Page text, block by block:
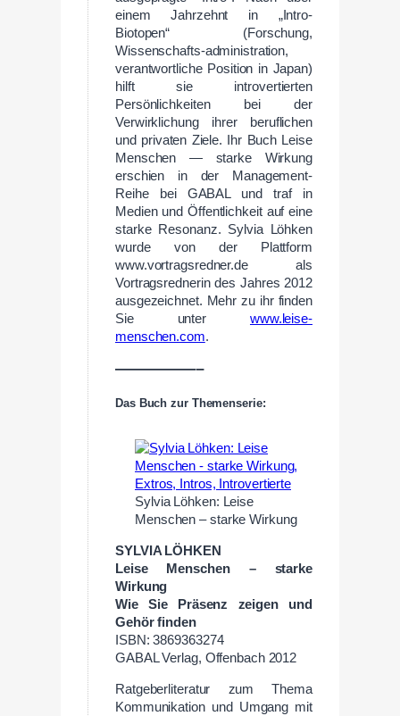
einem Jahrzehnt in „Intro-
Biotopen“ (Forschung,
Wissenschafts-administration,
verantwortliche Position in Japan)
hilft sie introvertierten
Persönlichkeiten bei der
Verwirklichung ihrer beruflichen
und privaten Ziele. Ihr Buch Leise
Menschen — starke Wirkung
erschien in der Management-
Reihe bei GABAL und traf in
Medien und Öffentlichkeit auf eine
starke Resonanz. Sylvia Löhken
wurde von der Plattform
www.vortragsredner.de als
Vortragsrednerin des Jahres 2012
ausgezeichnet. Mehr zu ihr finden
Sie unter www.leise-
menschen.com.
—————–
Das Buch zur Themenserie:
Sylvia Löhken: Leise
Menschen – starke Wirkung
SYLVIA LÖHKEN
Leise Menschen – starke
Wirkung
Wie Sie Präsenz zeigen und
Gehör finden
ISBN: 3869363274
GABAL Verlag, Offenbach 2012
Ratgeberliteratur zum Thema
Kommunikation und Umgang mit